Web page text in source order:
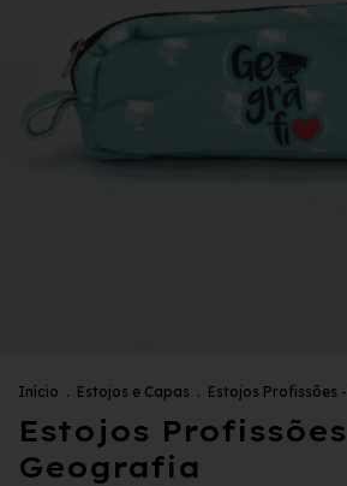
Início . Estojos e Capas . Estojos Profissões
Estojos
Geografia